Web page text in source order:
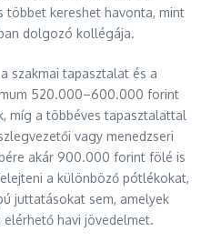
kereshet havonta, mint
dolgozó kollégája.
szakmai tapasztalat és a
520.000–600.000 forint
míg a többéves tapasztalattal
vagy menedzseri
akár 900.000 forint fölé is
a különböző pótlékokat,
juttatásokat sem, amelyek
havi jövedelmet.